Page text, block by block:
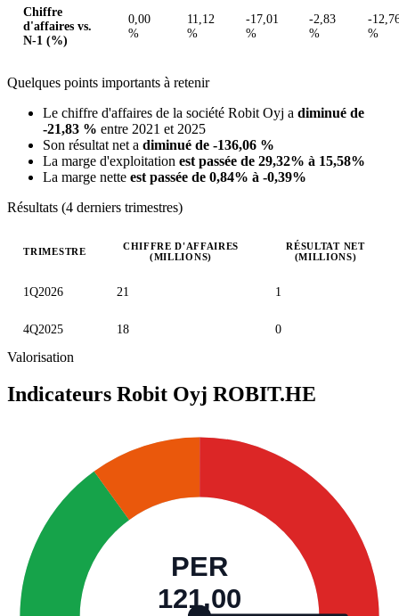
Chiffre
d'affaires vs.
N-1 (%)
0,00
%
11,12
%
-17,01
%
-2,83
%
-
%
Quelques points importants à retenir
Le chiffre d'affaires de la société Robit Oyj a diminué de
-21,83 % entre 2021 et 2025
Son résultat net a diminué de -136,06 %
La marge d'exploitation est passée de 29,32% à 15,58%
La marge nette est passée de 0,84% à -0,39%
Résultats (4 derniers trimestres)
TRIMESTRE
CHIFFRE D'AFFAIRES
(MILLIONS)
RÉSULTAT NET
(MILLIONS)
1Q2026 21 1
4Q2025 18 0
Valorisation
Indicateurs Robit Oyj ROBIT.HE
PER
121,00